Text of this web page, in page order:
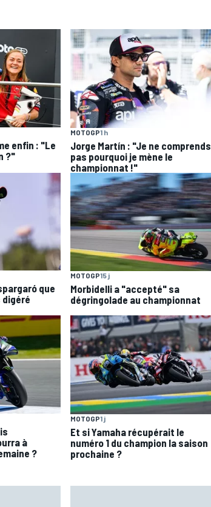
enfin : "Le
?"
MOTOGP1 h
Jorge Martín : "Je ne comprends
pas pourquoi je mène le
championnat !"
que
digéré
MOTOGP15 j
Morbidelli a "accepté" sa
dégringolade au championnat
à
?
MOTOGP1 j
Et si Yamaha récupérait le
numéro 1 du champion la saison
prochaine ?